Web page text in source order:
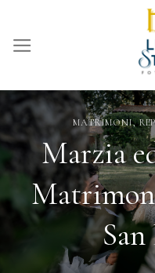
content
MATRIMONI,
Marzia